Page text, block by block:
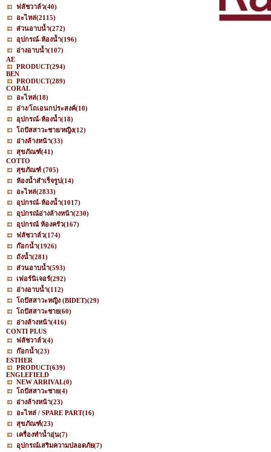
ฟลัชวาล์ว(40)
อะไหล่(2115)
ส่วนอาบน้ำ(272)
อุปกรณ์-ห้องน้ำ(196)
อ่างอาบน้ำ(107)
AE
PRODUCT(294)
BEN
PRODUCT(289)
CORAL
อะไหล่(18)
อ่าง/โถเอนกประสงค์(10)
อุปกรณ์-ห้องน้ำ(18)
โถปัสสาวะชาย/หญิง(12)
อ่างล้างหน้า(33)
สุขภัณฑ์(41)
COTTO
สุขภัณฑ์ (705)
ห้องน้ำสำเร็จรูป(14)
อะไหล่(2833)
อุปกรณ์-ห้องน้ำ(1017)
อุปกรณ์อ่างล้างหน้า(230)
อุปกรณ์ ห้องครัว(167)
ฟลัชวาล์ว(174)
ก๊อกน้ำ(1926)
ถังน้ำ(281)
ส่วนอาบน้ำ(593)
เฟอร์นิเจอร์(292)
อ่างอาบน้ำ(112)
โถปัสสาวะหญิง (BIDET)(29)
โถปัสสาวะชาย(60)
อ่างล้างหน้า(416)
CONTI PLUS
ฟลัชวาล์ว(4)
ก๊อกน้ำ(23)
ESTHER
PRODUCT(639)
ENGLEFIELD
NEW ARRIVAL(0)
โถปัสสาวะชาย(4)
อ่างล้างหน้า(23)
อะไหล่ / SPARE PART(16)
สุขภัณฑ์(23)
เครื่องทำน้ำอุ่น(7)
อุปกรณ์เสริมความปลอดภัย(7)